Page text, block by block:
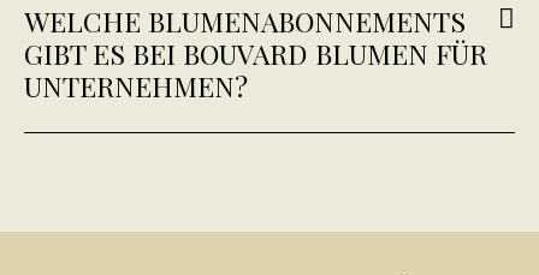
WELCHE BLUMENABONNEMENTS
GIBT ES BEI BOUVARD BLUMEN FÜR
UNTERNEHMEN?